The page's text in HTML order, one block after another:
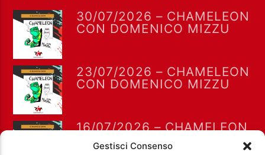
Gestisci Consenso
30/07/2026 – CHAMELEON
CON DOMENICO MIZZU
23/07/2026 – CHAMELEON
CON DOMENICO MIZZU
16/07/2026 – CHAMELEON
CON DOMENICO MIZZU